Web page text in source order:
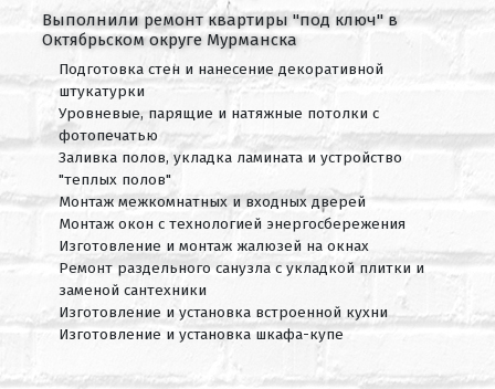
Выполнили ремонт квартиры "под ключ" в
Октябрьском округе Мурманска
Подготовка стен и нанесение декоративной
штукатурки
Уровневые, парящие и натяжные потолки с
фотопечатью
Заливка полов, укладка ламината и устройство
"теплых полов"
Монтаж межкомнатных и входных дверей
Монтаж окон с технологией энергосбережения
Изготовление и монтаж жалюзей на окнах
Ремонт раздельного санузла с укладкой плитки и
заменой сантехники
Изготовление и установка встроенной кухни
Изготовление и установка шкафа-купе